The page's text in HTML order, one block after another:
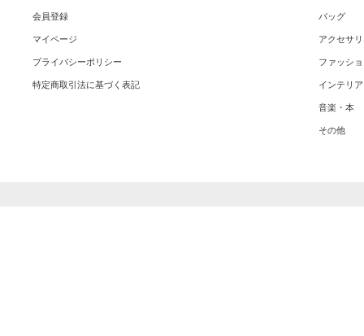
会員登録
マイページ
プライバシーポリシー
特定商取引法に基づく表記
バッグ
アクセサ
ファッシ
インテリア
音楽・本
その他